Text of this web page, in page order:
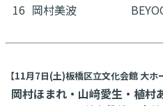
16 岡村美波
【11月7日(土)板橋区立文化会館 大ホ
岡村ほまれ・山﨑愛生・植村